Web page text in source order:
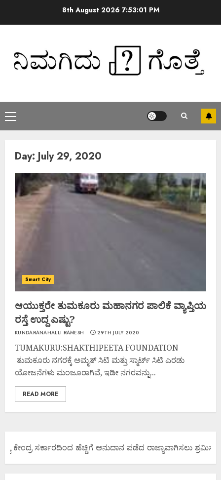
8th August 2026 7:53:02 PM
Day: July 29, 2020
Smart City
ಆಯುಕ್ತರೇ ತುಮಕೂರು ಮಹಾನಗರ ಪಾಲಿಕೆ ವ್ಯಾಪ್ತಿಯ
ರಸ್ತೆ ಉದ್ದ ಎಷ್ಟು?
KUNDARANAHALLI RAMESH 29TH JULY 2020
TUMAKURU:SHAKTHIPEETA FOUNDATION
ತುಮಕೂರು ನಗರಕ್ಕೆ ಅಮೃತ್ ಸಿಟಿ ಮತ್ತು ಸ್ಮಾರ್ಟ್ ಸಿಟಿ ಎರಡು
ಯೋಜನೆಗಳು ಮಂಜೂರಾಗಿವೆ, ಇಡೀ ನಗರವನ್ನು...
READ MORE
ಕೇಂದ್ರ ಸರ್ಕಾರದಿಂದ ಹೆಚ್ಚಿಗೆ ಅನುದಾನ ಪಡೆದ ರಾಜ್ಯಾವಾಗಿಸಲು